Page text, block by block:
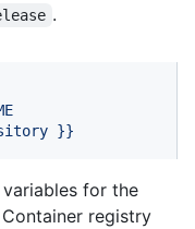
.
}}
for the
registry